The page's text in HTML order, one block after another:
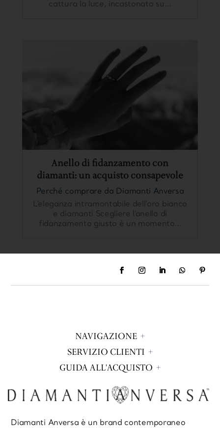
cattura la luce, incastonato su...
Anello di fidanzamento con
diamanti: un acquisto consapevole
Perché comprare da Diamanti Anversa
L’eleganza intramontabile dell’oro bianco
e diamanti Scegliere l’anello di
fidanzamento giusto è un momento...
NAVIGAZIONE
SERVIZIO CLIENTI
GUIDA ALL'ACQUISTO
Diamanti Anversa è un brand contemporaneo